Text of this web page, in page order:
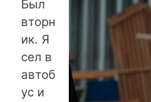
Был
вторн
ик. Я
сел в
автоб
ус и